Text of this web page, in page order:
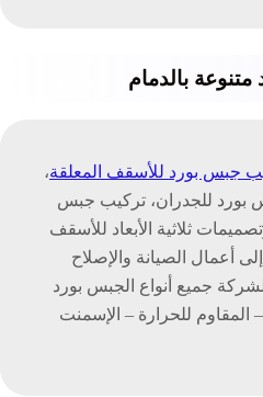
بالدمام
جبس بورد للأسقف المعلقة،
بورد للجدران، تركيب جبس
ثلاثية الأبعاد للأسقف
أعمال الصيانة والإصلاح
جميع أنواع الجبس بورد
المقاوم للحرارة – الإسمنت